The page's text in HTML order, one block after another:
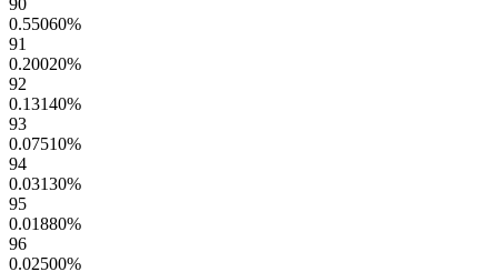
0.55060%
91
0.20020%
92
0.13140%
93
0.07510%
94
0.03130%
95
0.01880%
96
0.02500%